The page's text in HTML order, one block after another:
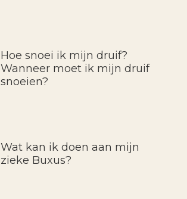
Hoe snoei ik mijn druif?
Wanneer moet ik mijn druif
snoeien?
Wat kan ik doen aan mijn
zieke Buxus?